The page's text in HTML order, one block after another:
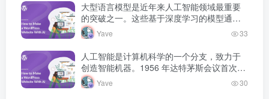
大型语言模型是近年来人工智能领域最重要
的突破之一。这些基于深度学习的模型通过
海量文本数据的预训练，获得了强大的语言
理解和生成能力，正在深刻改变人机交互的
方式。
Yave 33
人工智能是计算机科学的一个分支，致力于
创造智能机器。1956 年达特茅斯会议首次提
出人工智能概念，此后经历多次发展高潮和
低谷，如今深度学习技术将 AI 推…
Yave 30